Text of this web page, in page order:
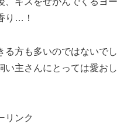
り…！
る方も多いのではないでし
い主さんにとっては愛おし
リンク